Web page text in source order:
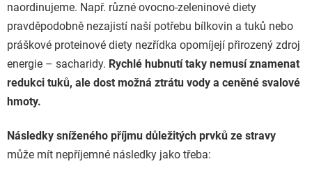
naordinujeme. Např. různé ovocno-zeleninové diety
pravděpodobně nezajistí naší potřebu bílkovin a tuků nebo
práškové proteinové diety nezřídka opomíjejí přirozený zdroj
energie – sacharidy. Rychlé hubnutí taky nemusí znamenat
redukci tuků, ale dost možná ztrátu vody a ceněné svalové
hmoty.
Následky sníženého příjmu důležitých prvků ze stravy
může mít nepříjemné následky jako třeba: